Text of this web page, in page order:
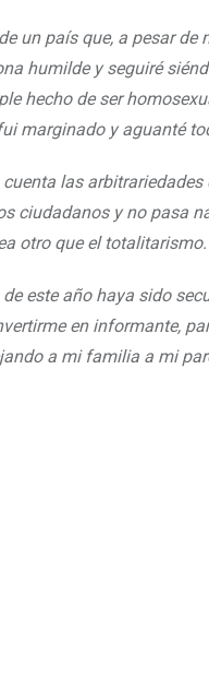
un país que, a pesar
humilde y seguiré
hecho de ser
marginado y aguanté
las
ciudadanos y no pasa
otro que el totalitarismo.
este año haya sido
en informante,
a mi familia a mi